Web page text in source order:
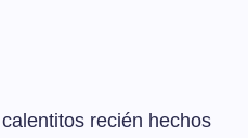
recién hechos